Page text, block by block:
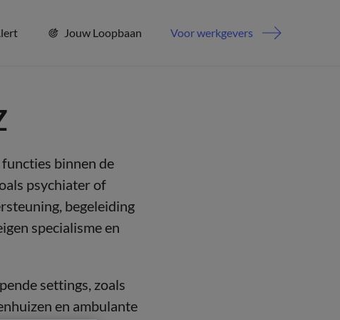
Jouw Loopbaan Voor werkgevers
binnen de
psychiater of
begeleiding
specialisme en
settings, zoals
en ambulante